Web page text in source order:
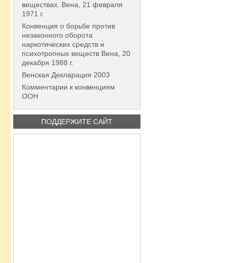
веществах. Вена, 21 февраля
1971 г.
Конвенция о борьбе против
незаконного оборота
наркотических средств и
психотропных веществ Вена, 20
декабря 1988 г.
Венская Декларация 2003
Комментарии к конвенциям
ООН
ПОДДЕРЖИТЕ САЙТ